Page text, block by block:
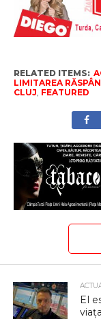
RELATED ITEMS:
LIMITAREA
CLUJ, FEATURED
El